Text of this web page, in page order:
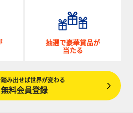
抽選で豪華賞品が
当たる
み出せば世界が変わる
無料会員登録